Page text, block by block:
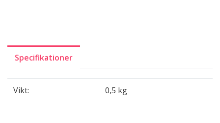
Specifikationer
Vikt: 0,5 kg